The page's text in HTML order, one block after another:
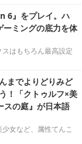
6』をプレイ。ハ
ーミングの底力を体
はもちろん最高設定
までよりどりみど
！「クトゥルフ×美
スの庭』が日本語
女など、属性てんこ